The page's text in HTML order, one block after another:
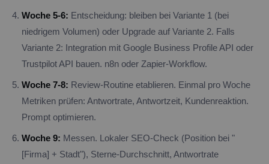
Woche 5-6: Entscheidung: bleiben bei Variante 1 (bei
niedrigem Volumen) oder Upgrade auf Variante 2. Falls
Variante 2: Integration mit Google Business Profile API oder
Trustpilot API bauen. n8n oder Zapier-Workflow.
Woche 7-8: Review-Routine etablieren. Einmal pro Woche
Metriken prüfen: Antwortrate, Antwortzeit, Kundenreaktion.
Prompt optimieren.
Woche 9: Messen. Lokaler SEO-Check (Position bei "
[Firma] + Stadt"), Sterne-Durchschnitt, Antwortrate